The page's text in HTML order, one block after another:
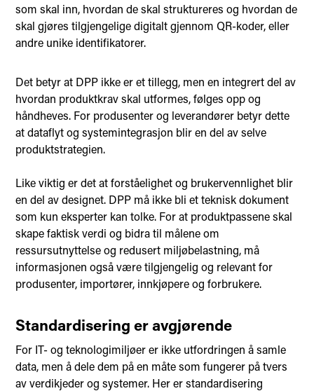
som skal inn, hvordan de skal struktureres og hvordan de
skal gjøres tilgjengelige digitalt gjennom QR-koder, eller
andre unike identifikatorer.
Det betyr at DPP ikke er et tillegg, men en integrert del av
hvordan produktkrav skal utformes, følges opp og
håndheves. For produsenter og leverandører betyr dette
at dataflyt og systemintegrasjon blir en del av selve
produktstrategien.
Like viktig er det at forståelighet og brukervennlighet blir
en del av designet. DPP må ikke bli et teknisk dokument
som kun eksperter kan tolke. For at produktpassene skal
skape faktisk verdi og bidra til målene om
ressursutnyttelse og redusert miljøbelastning, må
informasjonen også være tilgjengelig og relevant for
produsenter, importører, innkjøpere og forbrukere.
Standardisering er avgjørende
For IT- og teknologimiljøer er ikke utfordringen å samle
data, men å dele dem på en måte som fungerer på tvers
av verdikjeder og systemer. Her er standardisering